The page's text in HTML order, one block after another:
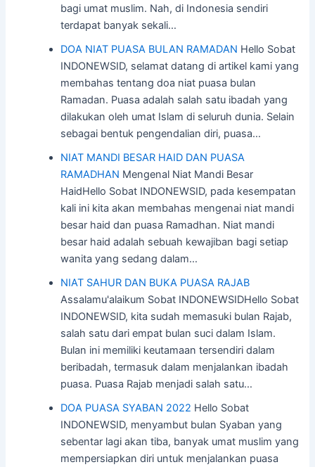
bagi umat muslim. Nah, di Indonesia sendiri
terdapat banyak sekali…
DOA NIAT PUASA BULAN RAMADAN Hello Sobat
INDONEWSID, selamat datang di artikel kami yang
membahas tentang doa niat puasa bulan
Ramadan. Puasa adalah salah satu ibadah yang
dilakukan oleh umat Islam di seluruh dunia. Selain
sebagai bentuk pengendalian diri, puasa…
NIAT MANDI BESAR HAID DAN PUASA
RAMADHAN Mengenal Niat Mandi Besar
HaidHello Sobat INDONEWSID, pada kesempatan
kali ini kita akan membahas mengenai niat mandi
besar haid dan puasa Ramadhan. Niat mandi
besar haid adalah sebuah kewajiban bagi setiap
wanita yang sedang dalam…
NIAT SAHUR DAN BUKA PUASA RAJAB
Assalamu'alaikum Sobat INDONEWSIDHello Sobat
INDONEWSID, kita sudah memasuki bulan Rajab,
salah satu dari empat bulan suci dalam Islam.
Bulan ini memiliki keutamaan tersendiri dalam
beribadah, termasuk dalam menjalankan ibadah
puasa. Puasa Rajab menjadi salah satu…
DOA PUASA SYABAN 2022 Hello Sobat
INDONEWSID, menyambut bulan Syaban yang
sebentar lagi akan tiba, banyak umat muslim yang
mempersiapkan diri untuk menjalankan puasa